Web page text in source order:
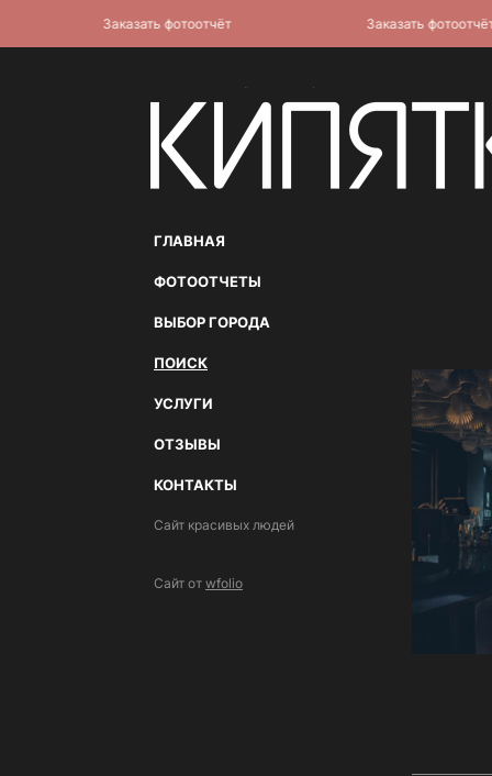
ГЛАВНАЯ
ФОТООТЧЕТЫ
ВЫБОР ГОРОДА
ПОИСК
УСЛУГИ
ОТЗЫВЫ
КОНТАКТЫ
Сайт красивых людей
Сайт от wfolio
Заказать фотоотчёт Заказать фотоотчёт